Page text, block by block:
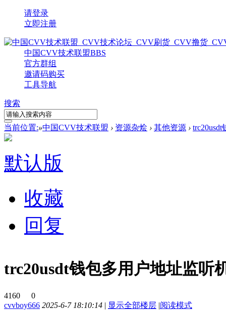
请登录
立即注册
中国CVV技术联盟BBS
官方群组
邀请码购买
工具导航
搜索
当前位置:»中国CVV技术联盟 › 资源杂烩 › 其他资源 ›
默认版
收藏
回复
trc20usdt钱包多用户地址监听
4160
0
cvvboy666 2025-6-7 18:10:14 | 显示全部楼层 |阅读模式